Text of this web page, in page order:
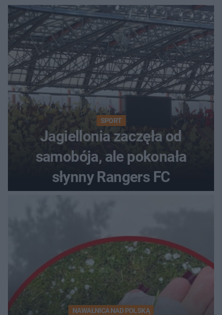
SPORT
Jagiellonia zaczęła od
samobója, ale pokonała
słynny Rangers FC
NAWAŁNICA NAD POLSKĄ